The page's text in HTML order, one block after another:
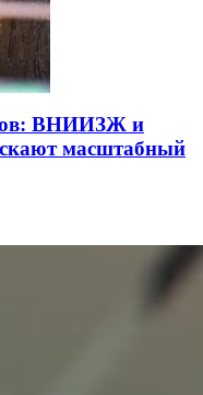
ВНИИЗЖ и
масштабный